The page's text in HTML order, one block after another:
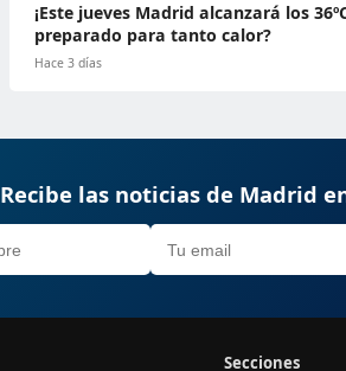
¡Este jueves Madrid alcanzará los
preparado para tanto calor?
Hace 3 días
Recibe las noticias de Madrid
Secciones